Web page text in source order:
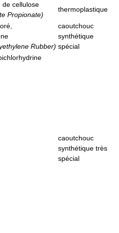
de cellulose
Propionate)
thermoplastique
Rubber)
caoutchouc
synthétique
spécial
caoutchouc
synthétique très
spécial